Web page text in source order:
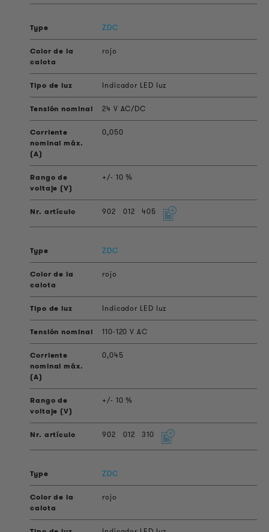
ZDC
rojo
Indicador LED luz
24 V AC/DC
0,050
+/- 10 %
902 012 405
ZDC
rojo
Indicador LED luz
110-120 V AC
0,045
+/- 10 %
902 012 310
ZDC
rojo